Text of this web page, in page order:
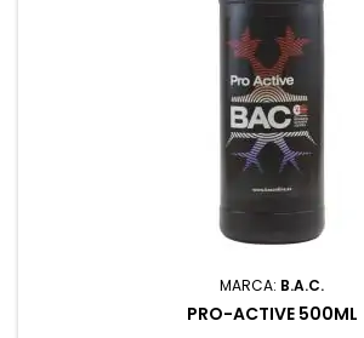
MARCA: B.A.C.
PRO-ACTIVE 500ML